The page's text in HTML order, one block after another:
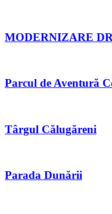
MODERNIZARE
Parcul de Aventură
Târgul Călugăreni
Parada Dunării